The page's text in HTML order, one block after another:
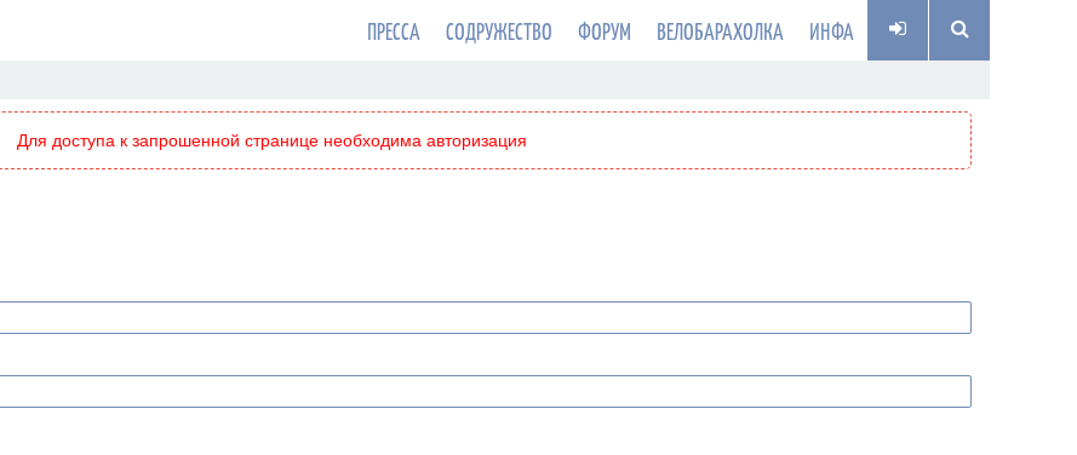
ПРЕССА СОДРУЖЕСТВО ФОРУМ ВЕЛОБАРАХОЛКА ИНФА
Для доступа к запрошенной странице необходима авторизация